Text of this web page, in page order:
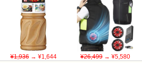
¥1,936→ ¥1,644 ¥26,499→ ¥5,580